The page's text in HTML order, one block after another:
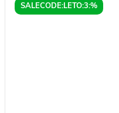
SALECODE:LETO:3:%